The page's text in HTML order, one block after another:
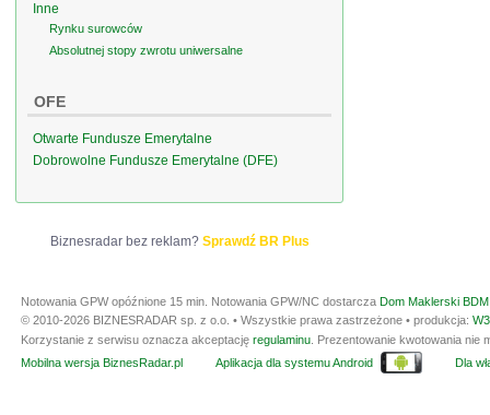
Inne
Rynku surowców
Absolutnej stopy zwrotu uniwersalne
OFE
Otwarte Fundusze Emerytalne
Dobrowolne Fundusze Emerytalne (DFE)
Biznesradar bez reklam? Sprawdź BR Plus
Notowania GPW opóźnione 15 min. Notowania GPW/NC dostarcza Dom Maklerski
© 2010-2026 BIZNESRADAR sp. z o.o. • Wszystkie prawa zastrzeżone • produkcja:
Korzystanie z serwisu oznacza akceptację regulaminu . Prezentowanie kwotowania
Mobilna wersja BiznesRadar.pl
Aplikacja dla systemu Android Dla